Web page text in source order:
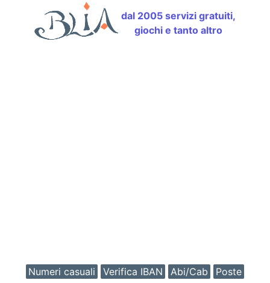
dal 2005 servizi gratuiti,
giochi e tanto altro
Numeri casuali Verifica IBAN Abi/Cab
Poste